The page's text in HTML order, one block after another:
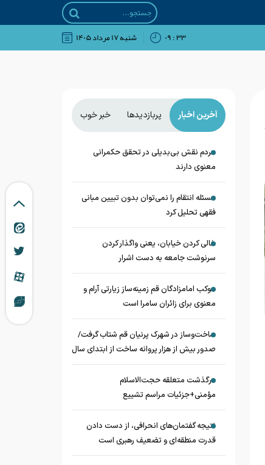
۳۳ : ۰۹ شنبه ۱۷ مرداد ۱۴۰۵
آخرین اخبار پربازدیدها خبر خوب
مردم نقش بی‌بدیلی در تحقق حکمرانی
معنوی دارند
مسئله انتقام را نمی‌توان بدون تبیین مبانی
فقهی تحلیل کرد
خالی کردن خیابان، یعنی واگذار کردن
سرنوشت جامعه به دست اشرار
موکب امامزادگان قم زمینه‌ساز زیارتی آرام و
معنوی برای زائران سامرا است
ساخت‌وساز در شهرک پرنیان قم شتاب گرفت/
صدور بیش از هزار پروانه ساخت از ابتدای سال
درگذشت متعلقه حجت‌الاسلام
مؤمنی+جزئیات مراسم تشییع
نتیجه گفتمان‌های انحرافی، از دست دادن
قدرت منطقه‌ای و تضعیف رهبری است